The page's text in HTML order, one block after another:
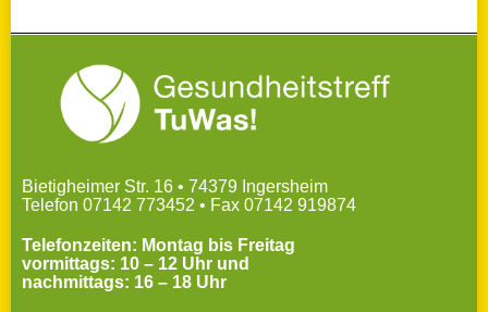
Bietigheimer Str. 16 • 74379 Ingersheim
Telefon 07142 773452 • Fax 07142 919874
Telefonzeiten: Montag bis Freitag
vormittags: 10 – 12 Uhr und
nachmittags: 16 – 18 Uhr